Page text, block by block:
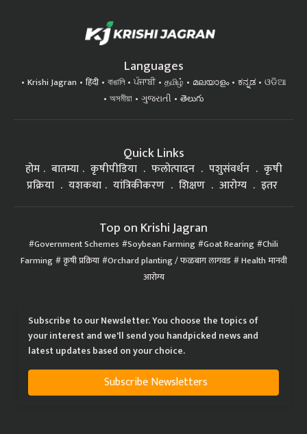
Languages
Krishi Jagran हिंदी বাঙালি ਪੰਜਾਬੀ தமிழ் മലയാളം ಕನ್ನಡ
ଓଡିଆ
অসমীয়া
ગુજરાતી తెలుగు
Quick Links
होम बातम्या कृषीपीडिया फलोत्पादन पशुसंवर्धन
कृषी
प्रक्रिया
यशकथा यांत्रिकीकरण शिक्षण आरोग्य इतर
Top on Krishi Jagran
Government Schemes Soybean Farming Goat Rearing Chili
Farming कृषी प्रक्रिया Orchard planting / फळबाग लागवड Health मानवी
आरोग्य
Subscribe to our Newsletter. You choose the topics of
your interest and we'll send you handpicked news and
latest updates based on your choice.
Subscribe Newsletters